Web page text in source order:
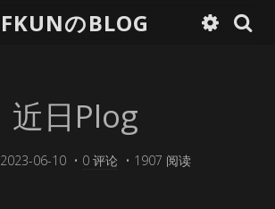
FKUNのBLOG
近日Plog
2023-06-10• 0 评论• 1907 阅读